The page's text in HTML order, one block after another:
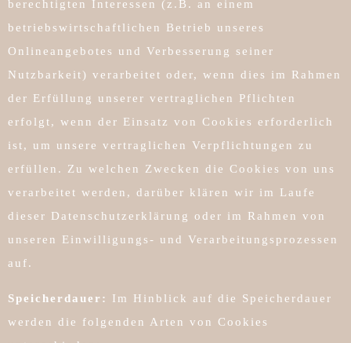
berechtigten Interessen (z.B. an einem
betriebswirtschaftlichen Betrieb unseres
Onlineangebotes und Verbesserung seiner
Nutzbarkeit) verarbeitet oder, wenn dies im Rahmen
der Erfüllung unserer vertraglichen Pflichten
erfolgt, wenn der Einsatz von Cookies erforderlich
ist, um unsere vertraglichen Verpflichtungen zu
erfüllen. Zu welchen Zwecken die Cookies von uns
verarbeitet werden, darüber klären wir im Laufe
dieser Datenschutzerklärung oder im Rahmen von
unseren Einwilligungs- und Verarbeitungsprozessen
auf.
Speicherdauer: Im Hinblick auf die Speicherdauer
werden die folgenden Arten von Cookies